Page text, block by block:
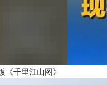
《千里江山图》